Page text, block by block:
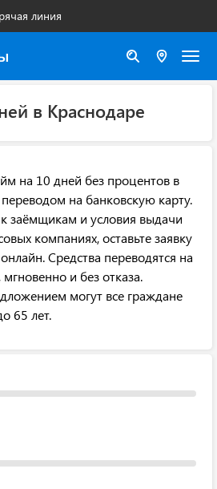
линия
в Краснодаре
на 10 дней без процентов в
на банковскую карту.
заёмщикам и условия выдачи
компаниях, оставьте заявку
Средства переводятся на
мгновенно и без отказа.
могут все граждане
65 лет.